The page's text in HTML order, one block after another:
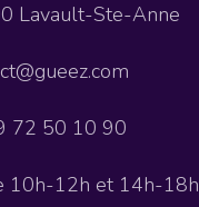
Lavault-Ste-Anne
72 50 10 90
10h-12h et 14h-18h